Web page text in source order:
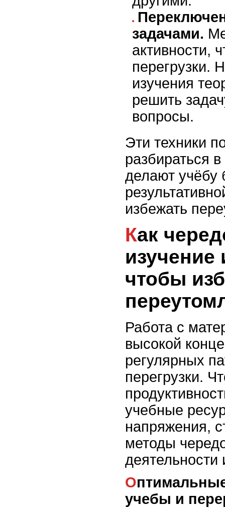
задачами.
активности,
перегрузки.
изучения
решить
вопросы.
Эти техники
разбираться
делают учёбу
избежать
Как чередовать
изучение
чтобы
Работа с
высокой
регулярных
перегрузки.
учебные
напряжения,
методы
деятельности
Оптимальные интервалы для
учебы и